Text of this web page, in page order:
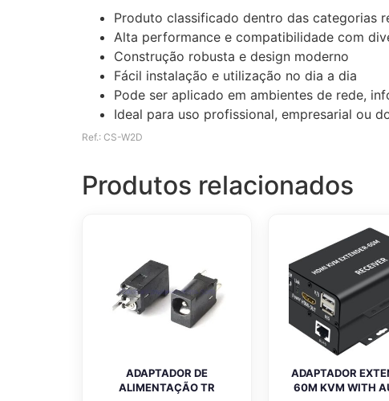
Produto classificado dentro das categorias
Alta performance e compatibilidade com
Construção robusta e design moderno
Fácil instalação e utilização no dia a dia
Pode ser aplicado em ambientes de rede,
Ideal para uso profissional, empresarial ou
Ref.: CS-W2D
Produtos relacionados
ADAPTADOR DE
ALIMENTAÇÃO TR
ADAPTADOR
60M KVM WITH